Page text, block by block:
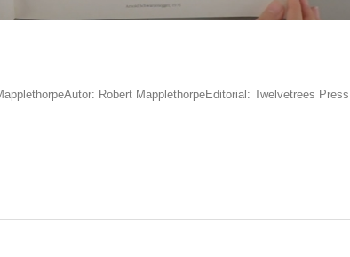
Robert MapplethorpeEditorial: Twelvetrees